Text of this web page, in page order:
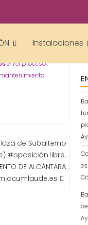
Instalaciones
107, la Resolución
en el proceso
de Subalterno
#oposición libre.
DE ALCÁNTARA